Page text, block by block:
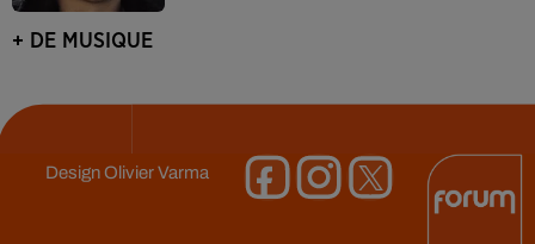
+ DE MUSIQUE
DesignOlivier Varma